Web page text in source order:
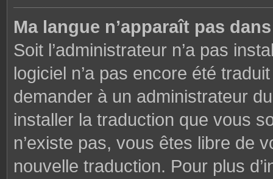
Ma langue n’apparaît pas
Soit l’administrateur n’a pas
logiciel n’a pas encore été
demander à un administrateur
installer la traduction que vous
n’existe pas, vous êtes libre de
nouvelle traduction. Pour plus